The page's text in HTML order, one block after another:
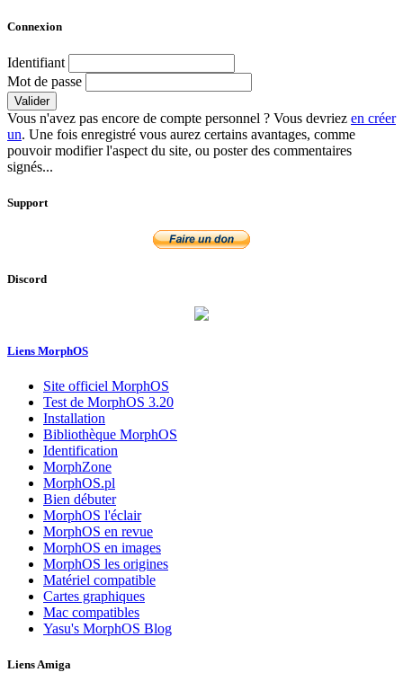
Connexion
Identifiant
Mot de passe
Valider
Vous n'avez pas encore de compte personnel ? Vous devriez en créer
un. Une fois enregistré vous aurez certains avantages, comme
pouvoir modifier l'aspect du site, ou poster des commentaires
signés...
Support
Discord
Liens MorphOS
Site officiel MorphOS
Test de MorphOS 3.20
Installation
Bibliothèque MorphOS
Identification
MorphZone
MorphOS.pl
Bien débuter
MorphOS l'éclair
MorphOS en revue
MorphOS en images
MorphOS les origines
Matériel compatible
Cartes graphiques
Mac compatibles
Yasu's MorphOS Blog
Liens Amiga